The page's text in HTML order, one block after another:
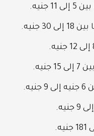
جنيه.
جنيه.